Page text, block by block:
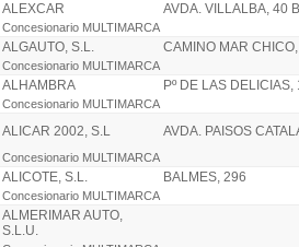
ALEXCAR AVDA. VILLALBA, 40
Concesionario MULTIMARCA
ALGAUTO, S.L. CAMINO MAR
Concesionario MULTIMARCA
ALHAMBRA Pº DE LAS
Concesionario MULTIMARCA
ALICAR 2002, S.L AVDA. PAISOS
Concesionario MULTIMARCA
ALICOTE, S.L. BALMES, 296
Concesionario MULTIMARCA
ALMERIMAR AUTO,
S.L.U.